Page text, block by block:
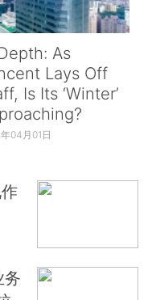
As
Lays Off
Is Its ‘Winter’
04月01日
务